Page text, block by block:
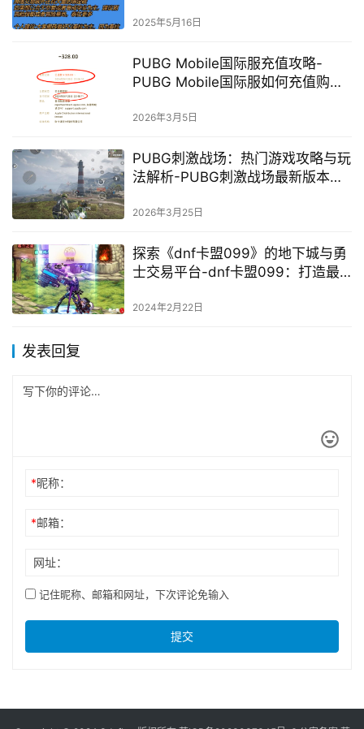
2025年5月16日
PUBG Mobile国际服充值攻略-
PUBG Mobile国际服如何充值购买
2026年3月5日
PUBG刺激战场：热门游戏攻略与玩
法解析-PUBG刺激战场最新版本玩
2026年3月25日
探索《dnf卡盟099》的地下城与勇
士交易平台-dnf卡盟099：打造最
2024年2月22日
发表回复
*昵称：
*邮箱：
网址：
记住昵称、邮箱和网址，下次评论免输入
提交